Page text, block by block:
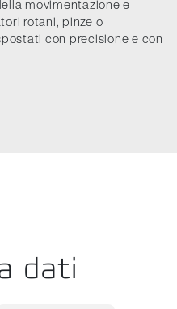
movimentazione e
rotani, pinze o
con precisione e con
dati